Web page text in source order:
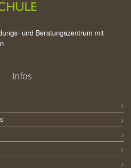
und Beratungszentrum mit
Infos